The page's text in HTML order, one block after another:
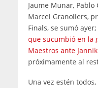
Jaume Munar,
Marcel Granollers,
Finals, se sumó
que sucumbió en la
Maestros ante
próximamente al
Una vez estén